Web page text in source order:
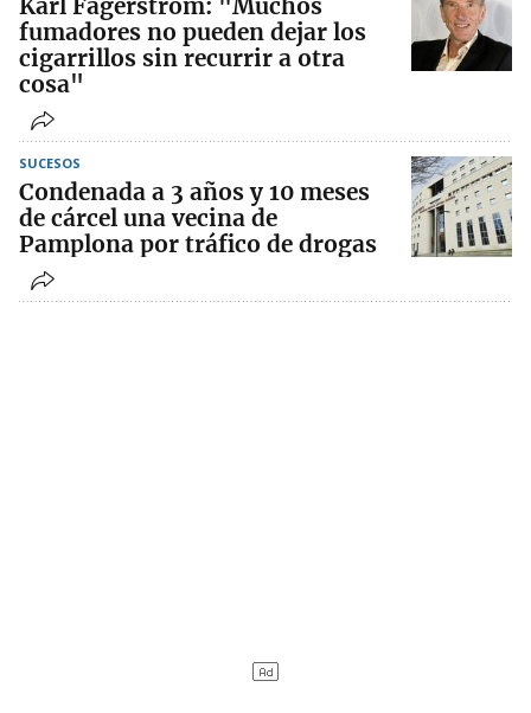
Karl Fagerström: "Muchos
fumadores no pueden dejar los
cigarrillos sin recurrir a otra
cosa"
SUCESOS
Condenada a 3 años y 10 meses
de cárcel una vecina de
Pamplona por tráfico de drogas